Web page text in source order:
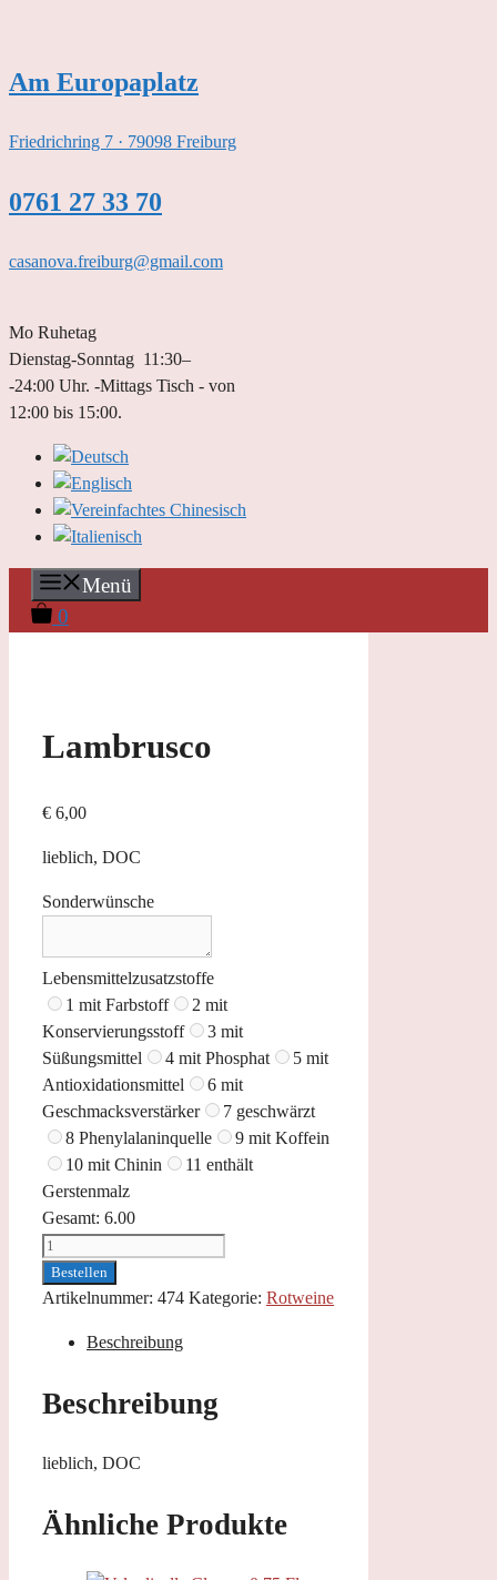
springen
Am Europaplatz
Friedrichring 7 · 79098 Freiburg
0761 27 33 70
casanova.freiburg@gmail.com
Mo Ruhetag
Dienstag-Sonntag 11:30–
-24:00 Uhr. -Mittags Tisch - von
12:00 bis 15:00.
Menü
0
Lambrusco
€ 6,00
lieblich, DOC
Sonderwünsche
Lebensmittelzusatzstoffe
1 mit Farbstoff
2 mit
Konservierungsstoff
3 mit
Süßungsmittel
4 mit Phosphat
5 mit
Antioxidationsmittel
6 mit
Geschmacksverstärker
7 geschwärzt
8 Phenylalaninquelle
9 mit Koffein
10 mit Chinin
11 enthält
Gerstenmalz
Gesamt: 6.00
Lambrusco
Menge
Bestellen
Artikelnummer: 474 Kategorie: Rotweine
Beschreibung
Beschreibung
lieblich, DOC
Ähnliche Produkte